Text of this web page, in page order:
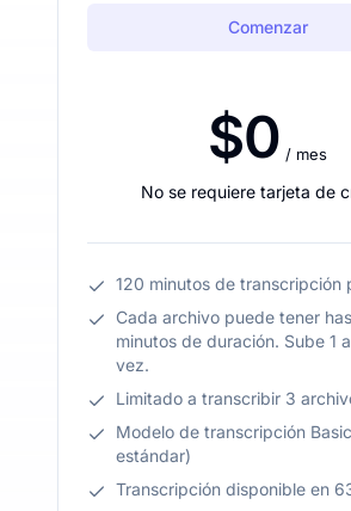
Comenzar
$0 / mes
No se requiere tarjeta de
120 minutos de transcripción
Cada archivo puede tener
minutos de duración. Sube 1
vez.
Limitado a transcribir 3
Modelo de transcripción
estándar)
Transcripción disponible en